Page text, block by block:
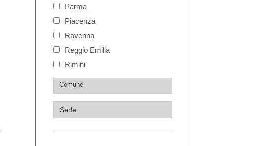
Parma
Piacenza
Ravenna
Reggio Emilia
Rimini